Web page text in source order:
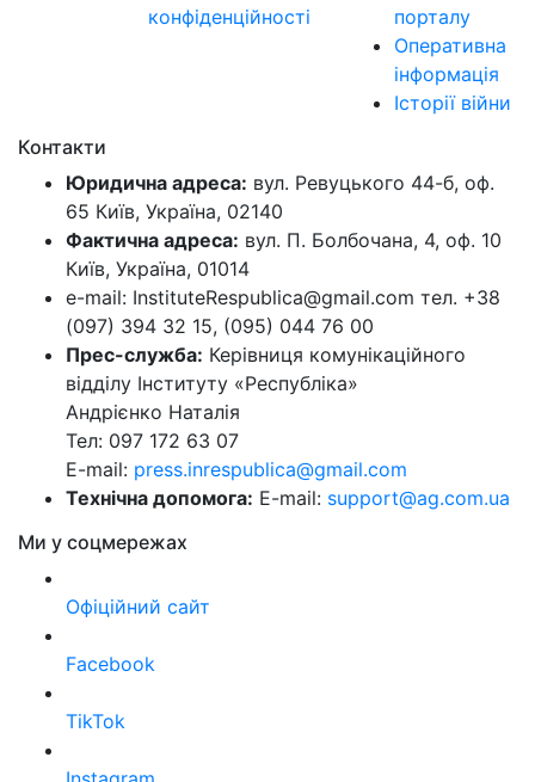
конфіденційності
порталу
Оперативна
інформація
Історії війни
Контакти
Юридична адреса: вул. Ревуцького 44-б, оф.
65 Київ, Україна, 02140
Фактична адреса: вул. П. Болбочана, 4, оф. 10
Київ, Україна, 01014
e-mail: InstituteRespublica@gmail.com тел. +38
(097) 394 32 15, (095) 044 76 00
Прес-служба: Керівниця комунікаційного
відділу Інституту «Республіка»
Андрієнко Наталія
Тел: 097 172 63 07
E-mail: press.inrespublica@gmail.com
Технічна допомога: E-mail: support@ag.com.ua
Ми у соцмережах
Офіційний сайт
Facebook
TikTok